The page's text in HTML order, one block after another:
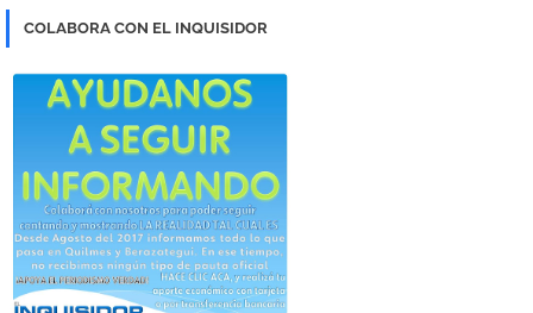
COLABORA CON EL INQUISIDOR